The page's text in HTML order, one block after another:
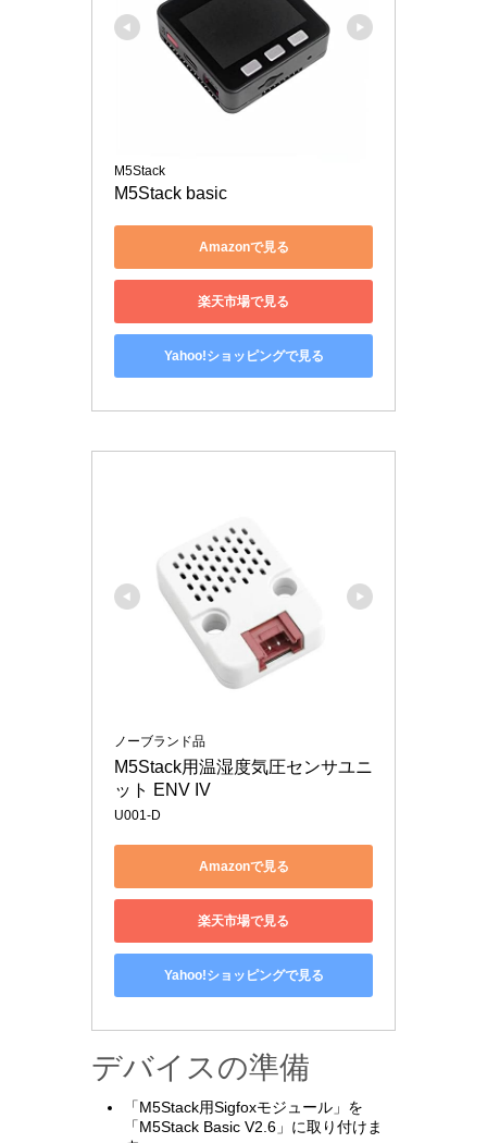
M5Stack
M5Stack basic
Amazonで見る
楽天市場で見る
Yahoo!ショッピングで見る
ノーブランド品
M5Stack用温湿度気圧センサユニ
ット ENV IV
U001-D
Amazonで見る
楽天市場で見る
Yahoo!ショッピングで見る
デバイスの準備
「M5Stack用Sigfoxモジュール」を
「M5Stack Basic V2.6」に取り付けま